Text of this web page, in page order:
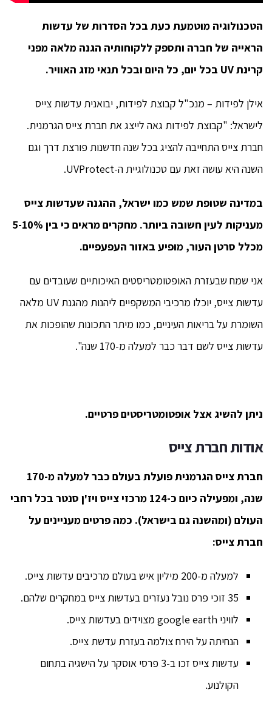
הטכנולוגיה מוטמעת כעת בכל הסדרות של עדשות
הראייה של חברה ותספק ללקוחותיה הגנה מלאה מפני
קרינת UV בכל יום, כל היום ובכל תנאי מזג האוויר.
אילן לפידות – מנכ"ל קבוצת לפידות, יבואנית עדשות צייס
לישראל: "קבוצת לפידות גאה לייצג את חברת צייס הגרמנית.
חברת צייס התחייבה להציג בכל שנה חדשנות פורצת דרך וגם
השנה היא עושה זאת עם טכנולוגיית ה-UVProtect.
במדינה שטופת שמש כמו ישראל, ההגנה שעדשות צייס
מעניקות לעין חשובה ביותר. מחקרים מראים כי בין 5-10%
מכלל סרטן העור, מופיע באזור העפעפיים.
אני שמח שבעזרת האופטומטריסטים האיכותיים שעובדים עם
עדשות צייס, יוכלו מרכיבי המשקפיים ליהנות מהגנת UV מלאה
השומרת על בריאות העיניים, כמו מיתר התכונות שהופכות את
עדשות צייס לשם דבר כבר למעלה מ-170 שנה".
ניתן להשיג אצל אופטומטריסטים פרטיים.
אודות חברת צייס
חברת צייס הגרמנית פועלת בעולם כבר למעלה מ-170
שנה, ומפעילה כיום כ-124 מרכזי צייס ויז'ן סנטר בכל רחבי
העולם (ומהשנה גם בישראל). כמה פרטים מעניינים על
חברת צייס:
למעלה מ-200 מיליון איש בעולם מרכיבים עדשות צייס.
35 זוכי פרס נובל נעזרים בעדשות צייס במחקרים שלהם.
לוויני google earth מצוידים בעדשות צייס.
הנחיתה על הירח צולמה בעזרת עדשת צייס.
עדשות צייס זכו ב-3 פרסי אוסקר על הישגיה בתחום
הקולנוע.